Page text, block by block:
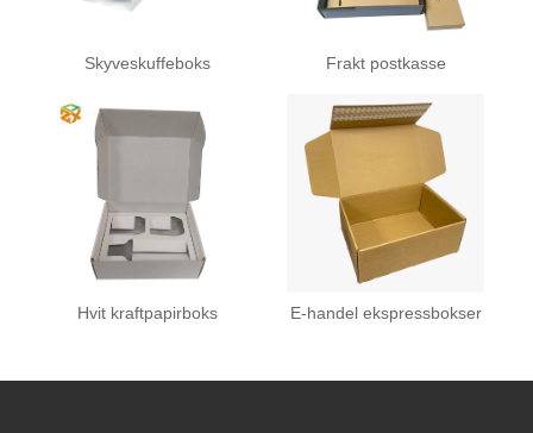
Skyveskuffeboks Frakt postkasse
Hvit kraftpapirboks E-handel ekspressbokser